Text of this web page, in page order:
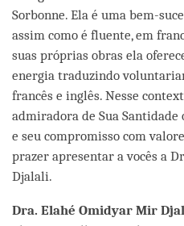
Sorbonne. Ela é uma bem-
assim como é fluente, em
suas próprias obras ela
energia traduzindo
francês e inglês. Nesse
admiradora de Sua
e seu compromisso com
prazer apresentar a vocês a
Djalali.
Dra. Elahé Omidyar Mir